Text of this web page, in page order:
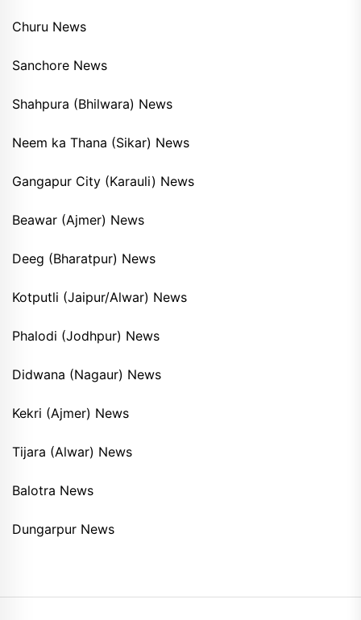
Churu News
Sanchore News
Shahpura (Bhilwara) News
Neem ka Thana (Sikar) News
Gangapur City (Karauli) News
Beawar (Ajmer) News
Deeg (Bharatpur) News
Kotputli (Jaipur/Alwar) News
Phalodi (Jodhpur) News
Didwana (Nagaur) News
Kekri (Ajmer) News
Tijara (Alwar) News
Balotra News
Dungarpur News